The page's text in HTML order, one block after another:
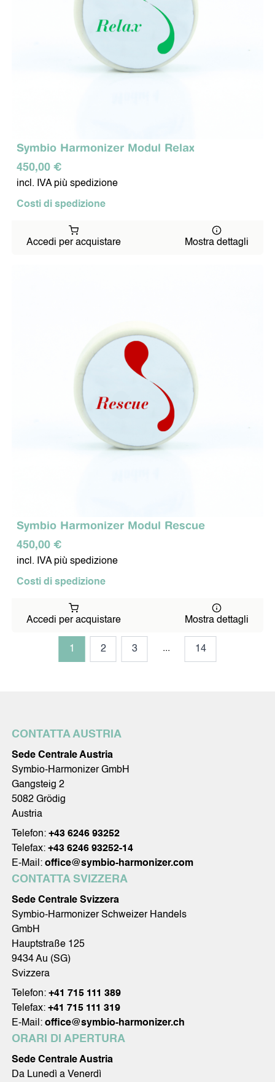
Symbio Harmonizer Modul Relax
450,00 €
incl. IVA più spedizione
Costi di spedizione
Accedi per acquistare Mostra dettagli
Symbio Harmonizer Modul Rescue
450,00 €
incl. IVA più spedizione
Costi di spedizione
Accedi per acquistare Mostra dettagli
1 2 3 ... 14
CONTATTA AUSTRIA
Sede Centrale Austria
Symbio-Harmonizer GmbH
Gangsteig 2
5082 Grödig
Austria
Telefon: +43 6246 93252
Telefax: +43 6246 93252-14
E-Mail: office@symbio-harmonizer.com
CONTATTA SVIZZERA
Sede Centrale Svizzera
Symbio-Harmonizer Schweizer Handels
GmbH
Hauptstraße 125
9434 Au (SG)
Svizzera
Telefon: +41 715 111 389
Telefax: +41 715 111 319
E-Mail: office@symbio-harmonizer.ch
ORARI DI APERTURA
Sede Centrale Austria
Da Lunedì a Venerdì